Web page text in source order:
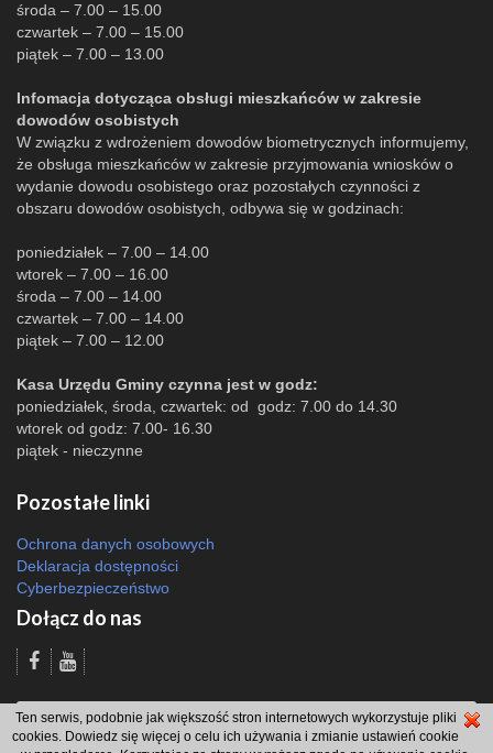
środa – 7.00 – 15.00
czwartek – 7.00 – 15.00
piątek – 7.00 – 13.00
Infomacja dotycząca obsługi mieszkańców w zakresie
dowodów osobistych
W związku z wdrożeniem dowodów biometrycznych informujemy,
że obsługa mieszkańców w zakresie przyjmowania wniosków o
wydanie dowodu osobistego oraz pozostałych czynności z
obszaru dowodów osobistych, odbywa się w godzinach:
poniedziałek – 7.00 – 14.00
wtorek – 7.00 – 16.00
środa – 7.00 – 14.00
czwartek – 7.00 – 14.00
piątek – 7.00 – 12.00
Kasa Urzędu Gminy czynna jest w godz:
poniedziałek, środa, czwartek: od godz: 7.00 do 14.30
wtorek od godz: 7.00- 16.30
piątek - nieczynne
Pozostałe linki
Ochrona danych osobowych
Deklaracja dostępności
Cyberbezpieczeństwo
Dołącz do nas
Odsłon: 2498 | |Polityka bezpieczeństwa i polityka cookies|Redakcja|2007
- 2026 © Gmina Brzeszcze
projekt: Wdesk
Ten serwis, podobnie jak większość stron internetowych wykorzystuje pliki
cookies. Dowiedz się więcej o celu ich używania i zmianie ustawień cookie